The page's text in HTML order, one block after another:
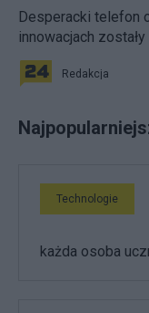
Desperacki telefon
innowacjach
Redakcja
Technologie
każda osoba